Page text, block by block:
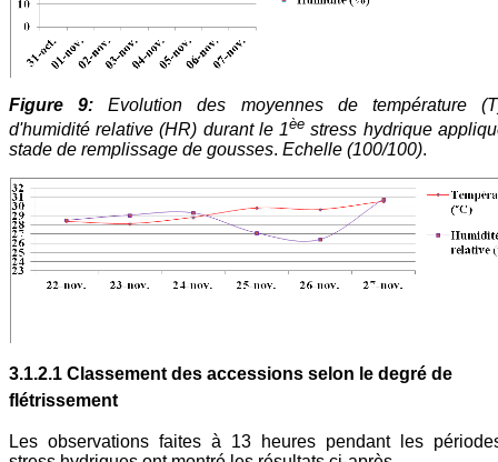
Figure 9:
Evolution des moyennes de température
d'humidité relative (HR) durant le 1èe stress hydrique
stade de remplissage de gousses. Echelle (100/100).
3.1.2.1 Classement des accessions selon le degré de
flétrissement
Les observations faites à 13 heures pendant les